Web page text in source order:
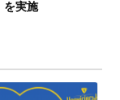
を実施